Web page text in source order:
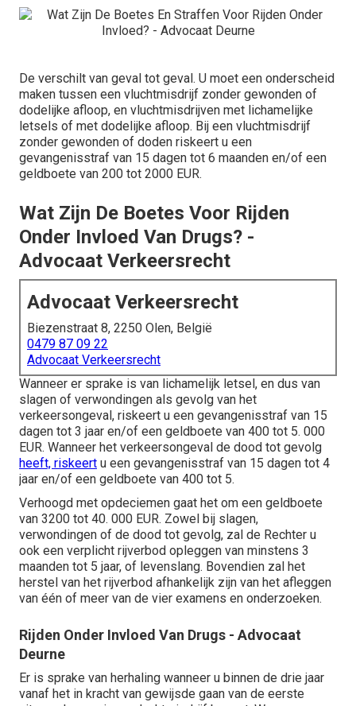
De verschilt van geval tot geval. U moet een onderscheid
maken tussen een vluchtmisdrijf zonder gewonden of
dodelijke afloop, en vluchtmisdrijven met lichamelijke
letsels of met dodelijke afloop. Bij een vluchtmisdrijf
zonder gewonden of doden riskeert u een
gevangenisstraf van 15 dagen tot 6 maanden en/of een
geldboete van 200 tot 2000 EUR.
Wat Zijn De Boetes Voor Rijden
Onder Invloed Van Drugs? -
Advocaat Verkeersrecht
Advocaat Verkeersrecht
Biezenstraat 8, 2250 Olen, België
0479 87 09 22
Advocaat Verkeersrecht
Wanneer er sprake is van lichamelijk letsel, en dus van
slagen of verwondingen als gevolg van het
verkeersongeval, riskeert u een gevangenisstraf van 15
dagen tot 3 jaar en/of een geldboete van 400 tot 5. 000
EUR. Wanneer het verkeersongeval de dood tot gevolg
heeft, riskeert u een gevangenisstraf van 15 dagen tot 4
jaar en/of een geldboete van 400 tot 5.
Verhoogd met opdeciemen gaat het om een geldboete
van 3200 tot 40. 000 EUR. Zowel bij slagen,
verwondingen of de dood tot gevolg, zal de Rechter u
ook een verplicht rijverbod opleggen van minstens 3
maanden tot 5 jaar, of levenslang. Bovendien zal het
herstel van het rijverbod afhankelijk zijn van het afleggen
van één of meer van de vier examens en onderzoeken.
Rijden Onder Invloed Van Drugs - Advocaat
Deurne
Er is sprake van herhaling wanneer u binnen de drie jaar
vanaf het in kracht van gewijsde gaan van de eerste